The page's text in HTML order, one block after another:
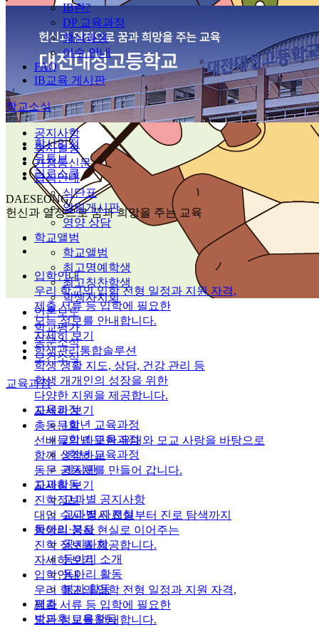
IB란?
DP 교육과정
핵심과정
이수 안내
FAQ
IB교육 게시판
학교소식
공지사항
학사일정
가정통신문
급식안내
식단표
알림게시판
영양 상담
학교앨범
학교앨범
최고명예학생
최고칭찬학생
학생자치회
언론보도
학교평가
동문소식
보건소식
교육과정
교육과정
1학년 교육과정
2학년 교육과정
3학년 교육과정
게시판
교과활동
교과별 공지사항
교과별 자료실
동아리·봉사
공지사항
동아리 소개
동아리 활동
봉사 활동
평가
방과후 교육활동
학사일정
유튜브
리로스쿨
DAESEONG
헌신과 열정으로 꿈과 희망을 주는 교육
입학안내
우리 학교의 입학 전형 일정과 지원 자격,
제출 서류 등 입학에 필요한
모든 정보를 안내합니다.
자세히 보기
학생관리통합솔루션
학생 생활 지도, 상담, 건강 관리 등
학생 개개인의 성장을 위한
다양한 지원을 제공합니다.
자세히 보기
총동문회
선배들의 따뜻한 유대와 모교 사랑을 바탕으로
함께 성장하는
동문 공동체를 만들어 갑니다.
자세히 보기
진학정보
대입 수시·정시 전형부터 진로 탐색까지
학생의 꿈을 현실로 이어주는
진학 정보를 제공합니다.
자세히 보기
입학안내
우리 학교의 입학 전형 일정과 지원 자격,
제출 서류 등 입학에 필요한
모든 정보를 안내합니다.